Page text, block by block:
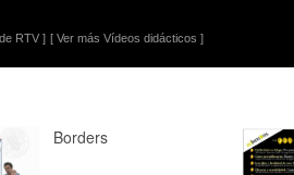
RTV ] [ Ver más Vídeos didácticos ]
Borders